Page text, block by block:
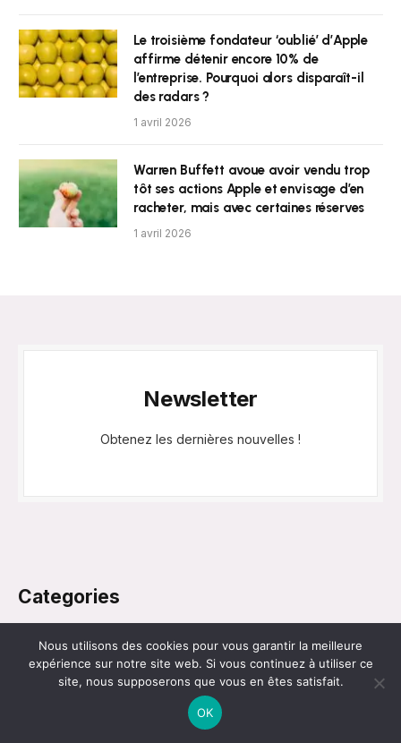
Le troisième fondateur ‘oublié’ d’Apple
affirme détenir encore 10% de
l’entreprise. Pourquoi alors disparaît-il
des radars ?
1 avril 2026
Warren Buffett avoue avoir vendu trop
tôt ses actions Apple et envisage d’en
racheter, mais avec certaines réserves
1 avril 2026
Newsletter
Obtenez les dernières nouvelles !
Categories
Apple
Applications
Blog
Nous utilisons des cookies pour vous garantir la meilleure
expérience sur notre site web. Si vous continuez à utiliser ce
site, nous supposerons que vous en êtes satisfait.
OK